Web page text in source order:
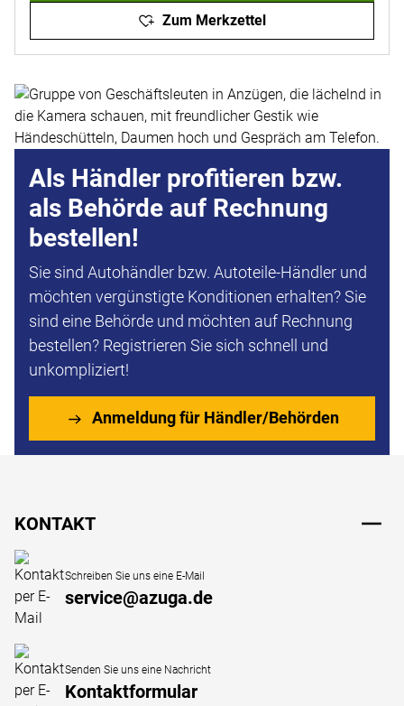
Zum Merkzettel
Als Händler profitieren bzw.
als Behörde auf Rechnung
bestellen!
Sie sind Autohändler bzw. Autoteile-Händler und
möchten vergünstigte Konditionen erhalten? Sie
sind eine Behörde und möchten auf Rechnung
bestellen? Registrieren Sie sich schnell und
unkompliziert!
Anmeldung für Händler/Behörden
KONTAKT
Schreiben Sie uns eine E-Mail
service@azuga.de
Senden Sie uns eine Nachricht
Kontaktformular